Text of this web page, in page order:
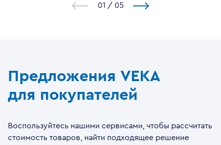
1 / 5
Предложения VEKA
для покупателей
Воспользуйтесь нашими сервисами, чтобы рассчитать
стоимость товаров, найти подходящее решение